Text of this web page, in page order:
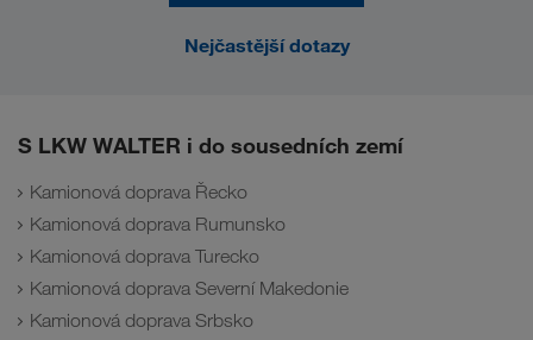
Nejčastější dotazy
S LKW WALTER i do sousedních zemí
Kamionová doprava Řecko
Kamionová doprava Rumunsko
Kamionová doprava Turecko
Kamionová doprava Severní Makedonie
Kamionová doprava Srbsko